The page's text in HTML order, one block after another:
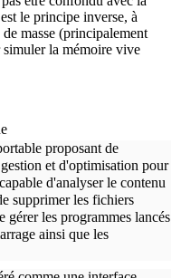
le principe inverse, à
masse (principalement
simuler la mémoire vive
proposant de
et d'optimisation pour
d'analyser le contenu
supprimer les fichiers
gérer les programmes lancés
ainsi que les